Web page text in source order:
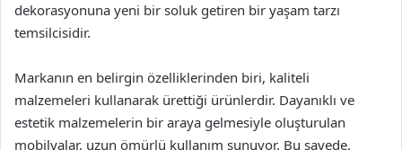
dekorasyonuna yeni bir soluk getiren bir yaşam tarzı
temsilcisidir.
Markanın en belirgin özelliklerinden biri, kaliteli
malzemeleri kullanarak ürettiği ürünlerdir. Dayanıklı ve
estetik malzemelerin bir araya gelmesiyle oluşturulan
mobilyalar, uzun ömürlü kullanım sunuyor. Bu sayede,